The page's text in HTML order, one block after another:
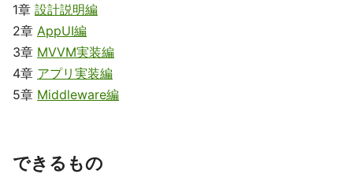
1章 設計説明編
2章 AppUI編
3章 MVVM実装編
4章 アプリ実装編
5章 Middleware編
できるもの